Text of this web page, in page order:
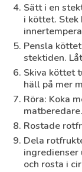
Sätt i en
i köttet.
Pensla
stektiden.
Skiva köttet
häll på mer
Röra: Koka
Rostade
Dela
ingredienser
och rosta i